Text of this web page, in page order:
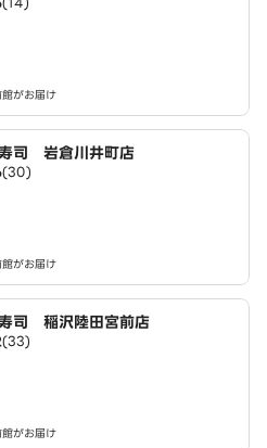
がお届け
司 岩倉川井町店
(30)
がお届け
司 稲沢陸田宮前店
(33)
がお届け